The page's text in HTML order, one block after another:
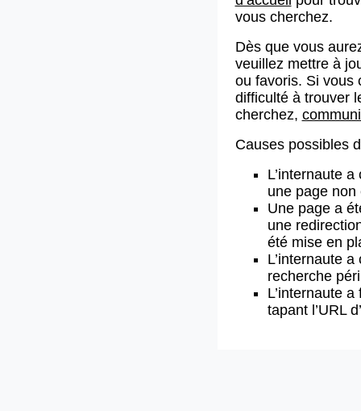
vous cherchez.
Dès que vous
veuillez mettre à
ou favoris. Si vous
difficulté à trouver
cherchez,
Causes possibles
L’internaute
une page non
Une page a
une
été mise en
L’internaute
recherche
L’internaute
tapant l’URL